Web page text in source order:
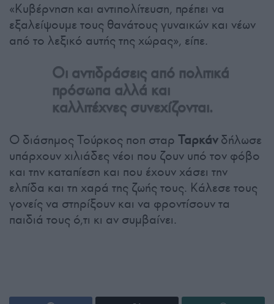
«Κυβέρνηση και αντιπολίτευση, πρέπει να
εξαλείψουμε τους θανάτους γυναικών και νέων
από το λεξικό αυτής της χώρας», είπε.
Οι αντιδράσεις από πολιτικά
πρόσωπα αλλά και
καλλιτέχνες συνεχίζονται.
Ο διάσημος Τούρκος ποπ σταρ Ταρκάνδήλωσε
υπάρχουν χιλιάδες νέοι που ζουν υπό τον φόβο
και την καταπίεση και που έχουν χάσει την
ελπίδα και τη χαρά της ζωής τους. Κάλεσε τους
γονείς να στηρίξουν και να φροντίσουν τα
παιδιά τους ό,τι κι αν συμβαίνει.